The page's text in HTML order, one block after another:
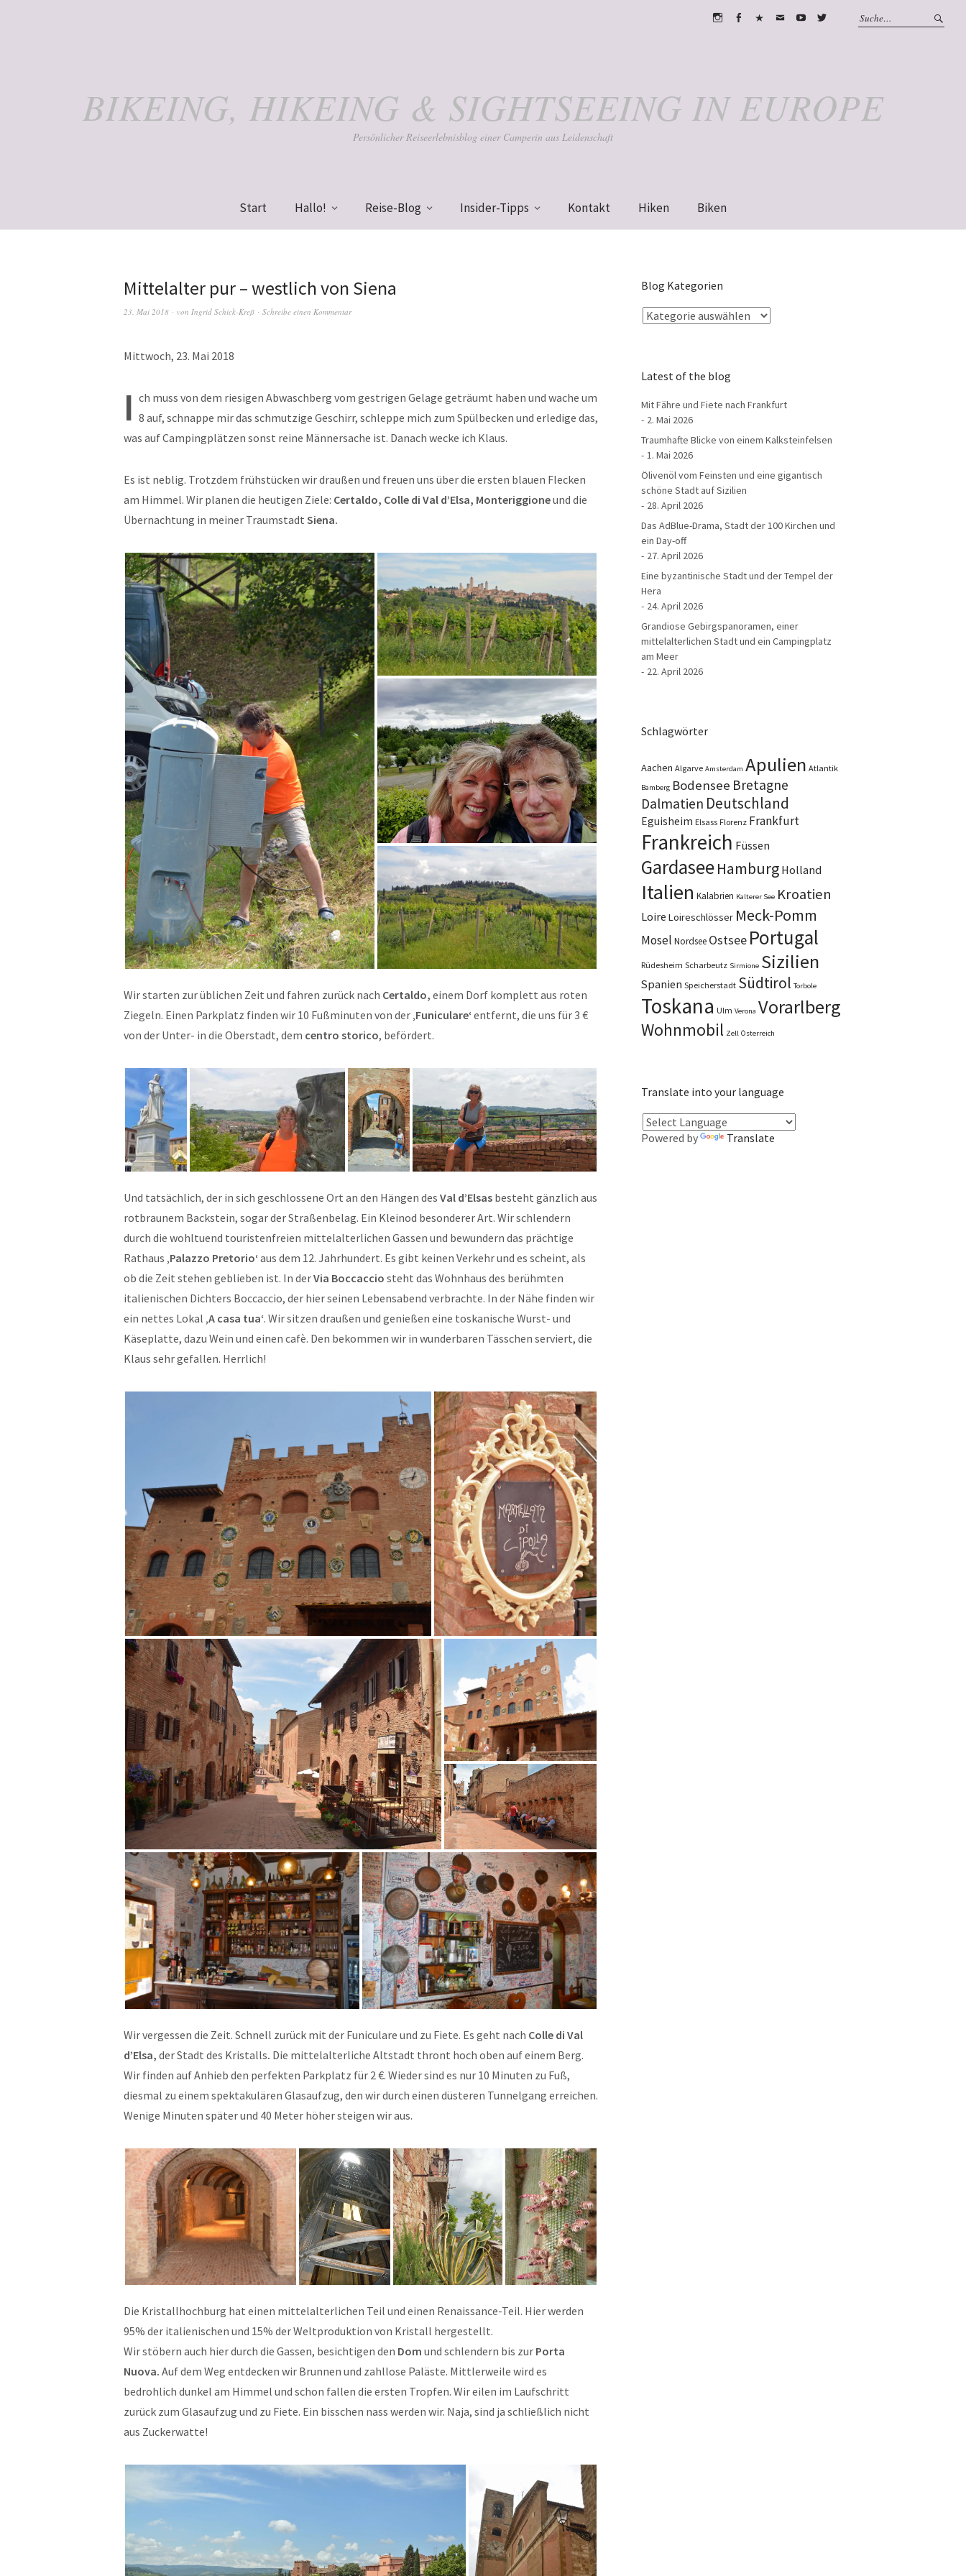
BIKEING, HIKEING & SIGHTSEEING IN EUROPE
Persönlicher Reiseerlebnisblog einer Camperin aus Leidenschaft
Start Hallo! Reise-Blog Insider-Tipps Kontakt Hiken Biken
Mittelalter pur – westlich von Siena
23. Mai 2018 von Ingrid Schick-Kreß Schreibe einen Kommentar
Mittwoch, 23. Mai 2018
I ch muss von dem riesigen Abwaschberg vom gestrigen Gelage geträumt haben und wache um
8 auf, schnappe mir das schmutzige Geschirr, schleppe mich zum Spülbecken und erledige das,
was auf Campingplätzen sonst reine Männersache ist. Danach wecke ich Klaus.
Es ist neblig. Trotzdem frühstücken wir draußen und freuen uns über die ersten blauen Flecken
am Himmel. Wir planen die heutigen Ziele: Certaldo, Colle di Val d’Elsa, Monteriggioneund die
Übernachtung in meiner Traumstadt Siena.
Wir starten zur üblichen Zeit und fahren zurück nach Certaldo, einem Dorf komplett aus roten
Ziegeln. Einen Parkplatz finden wir 10 Fußminuten von der ‚Funiculare‘ entfernt, die uns für 3 €
von der Unter- in die Oberstadt, dem centro storico, befördert.
Und tatsächlich, der in sich geschlossene Ort an den Hängen des Val d’Elsas besteht gänzlich aus
rotbraunem Backstein, sogar der Straßenbelag. Ein Kleinod besonderer Art. Wir schlendern
durch die wohltuend touristenfreien mittelalterlichen Gassen und bewundern das prächtige
Rathaus ‚Palazzo Pretorio‘ aus dem 12. Jahrhundert. Es gibt keinen Verkehr und es scheint, als
ob die Zeit stehen geblieben ist. In derVia Boccaccio steht das Wohnhaus des berühmten
italienischen Dichters Boccaccio, der hier seinen Lebensabend verbrachte. In der Nähe finden wir
ein nettes Lokal ‚A casa tua‘. Wir sitzen draußen und genießen eine toskanische Wurst- und
Käseplatte, dazu Wein und einen cafè. Den bekommen wir in wunderbaren Tässchen serviert, die
Klaus sehr gefallen. Herrlich!
Wir vergessen die Zeit. Schnell zurück mit der Funiculare und zu Fiete. Es geht nach Colle di Val
d’Elsa, der Stadt des Kristalls. Die mittelalterliche Altstadt thront hoch oben auf einem Berg.
Wir finden auf Anhieb den perfekten Parkplatz für 2 €. Wieder sind es nur 10 Minuten zu Fuß,
diesmal zu einem spektakulären Glasaufzug, den wir durch einen düsteren Tunnelgang erreichen.
Wenige Minuten später und 40 Meter höher steigen wir aus.
Die Kristallhochburg hat einen mittelalterlichen Teil und einen Renaissance-Teil. Hier werden
95% der italienischen und 15% der Weltproduktion von Kristall hergestellt.
Wir stöbern auch hier durch die Gassen, besichtigen den Dom und schlendern bis zur Porta
Nuova. Auf dem Weg entdecken wir Brunnen und zahllose Paläste. Mittlerweile wird es
bedrohlich dunkel am Himmel und schon fallen die ersten Tropfen. Wir eilen im Laufschritt
zurück zum Glasaufzug und zu Fiete. Ein bisschen nass werden wir. Naja, sind ja schließlich nicht
aus Zuckerwatte!
Blog Kategorien
Latest of the blog
Mit Fähre und Fiete nach Frankfurt
2. Mai 2026
Traumhafte Blicke von einem Kalksteinfelsen
1. Mai 2026
Ölivenöl vom Feinsten und eine gigantisch
schöne Stadt auf Sizilien
28. April 2026
Das AdBlue-Drama, Stadt der 100 Kirchen und
ein Day-off
27. April 2026
Eine byzantinische Stadt und der Tempel der
Hera
24. April 2026
Grandiose Gebirgspanoramen, einer
mittelalterlichen Stadt und ein Campingplatz
am Meer
22. April 2026
Schlagwörter
Aachen Algarve Amsterdam Apulien Atlantik
Bamberg Bodensee Bretagne
Dalmatien Deutschland
Eguisheim Elsass Florenz Frankfurt
Frankreich Füssen
GardaseeHamburg Holland
Italien Kalabrien Kalterer See Kroatien
Loire Loireschlösser Meck-Pomm
Mosel Nordsee Ostsee Portugal
Rüdesheim Scharbeutz Sirmione Sizilien
Spanien Speicherstadt Südtirol Torbole
Toskana Ulm Verona Vorarlberg
Wohnmobil Zell Österreich
Translate into your language
Powered by Translate